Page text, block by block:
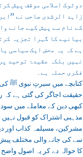
دوٹوک اسلامی موقف پیش
زاہد الرشدی صاحب نے
کے نام سے پیش کیے جانے
بیانیے کا گہرا تجزیہ
ہے کہ یہ محض ایک سیاسی
نہیں بلکہ عقیدۂ توحید
فکری حملہ ہے۔
کتابچے میں سیرتِ نبوی ﷺ
حقیقت اجاگر کی گئی ہے
کبھی دین کے معاملے میں
مذہبی اشتراک کو قبول نہیں
مشرکین، مسیلمہ کذاب اور
سے کی جانے والی مختلف
کا حوالہ دے کر یہ اصول واضح